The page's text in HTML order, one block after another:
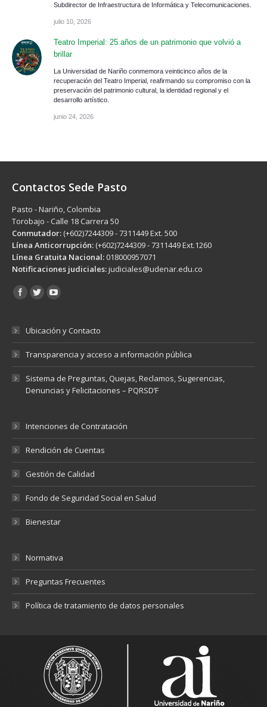
Subdirector de Infraestructura de Informática y Telecomunicaciones.
julio 10, 2026
Teatro Imperial: 25 años de un patrimonio que volvió a
brillar
La Universidad de Nariño conmemora veinticinco años de la
recuperación del Teatro Imperial, reafirmando su compromiso con la
preservación del patrimonio cultural, la identidad regional y el
desarrollo artístico.
junio 24, 2026
Contactos Sede Pasto
Pasto - Nariño, Colombia
Torobajo - Calle 18 Carrera 50
Conmutador: (+602)7244309 - 7311449 Ext. 500
Línea Anticorrupción: (+602)7244309 - 7311449 Ext.1260
Línea Gratuita Nacional: 018000957071
Notificaciones judiciales:judiciales@udenar.edu.co
Encuéntranos en:
Ubicación y Contacto
Transparencia y acceso a información pública
Sistema de Preguntas, Quejas, Reclamos, Sugerencias,
Denuncias y Felicitaciones – PQRSD’F
Intenciones de Contratación
Rendición de Cuentas
Gestión de Calidad
Fondo de Seguridad Social en Salud
Bienestar
Normativa
Preguntas Frecuentes
Política de tratamiento de datos personales